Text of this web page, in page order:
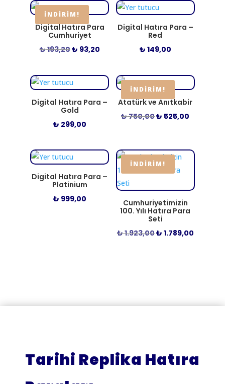
yükseğe
İNDIRIM!
Digital Hatıra Para
Cumhuriyet
₺193,20Orijinal
₺ 193,20.
₺ 93,20Şu
fiyat:
₺ 93,20.
Digital Hatıra Para –
Red
₺ 149,00
Digital Hatıra Para –
Gold
₺ 299,00
İNDIRIM!
Atatürk ve Anıtkabir
₺750,00Orijinal
₺ 525,00
₺ 525,00.
Digital Hatıra Para –
Platinium
₺ 999,00
İNDIRIM!
Cumhuriyetimizin
100. Yılı Hatıra Para
Seti
₺1.923,00Orijinal
₺ 1.789,00Şu
Tarihi Replika Hatıra